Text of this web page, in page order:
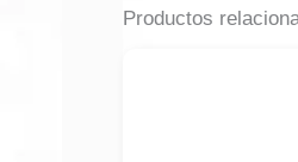
Productos